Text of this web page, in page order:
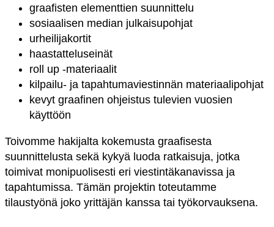
graafisten elementtien suunnittelu
sosiaalisen median julkaisupohjat
urheilijakortit
haastatteluseinät
roll up -materiaalit
kilpailu- ja tapahtumaviestinnän materiaalipohjat
kevyt graafinen ohjeistus tulevien vuosien
käyttöön
Toivomme hakijalta kokemusta graafisesta
suunnittelusta sekä kykyä luoda ratkaisuja, jotka
toimivat monipuolisesti eri viestintäkanavissa ja
tapahtumissa. Tämän projektin toteutamme
tilaustyönä joko yrittäjän kanssa tai työkorvauksena.